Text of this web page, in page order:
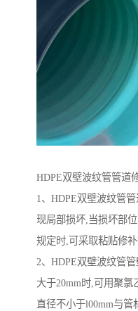
HDPE双壁波纹管管道
1、HDPE双壁波纹管
现局部损坏,当损坏部
规定时,可采取粘贴修补
2、HDPE双壁波纹管
大于20mm时,可用聚
直径不小于l00mm与管